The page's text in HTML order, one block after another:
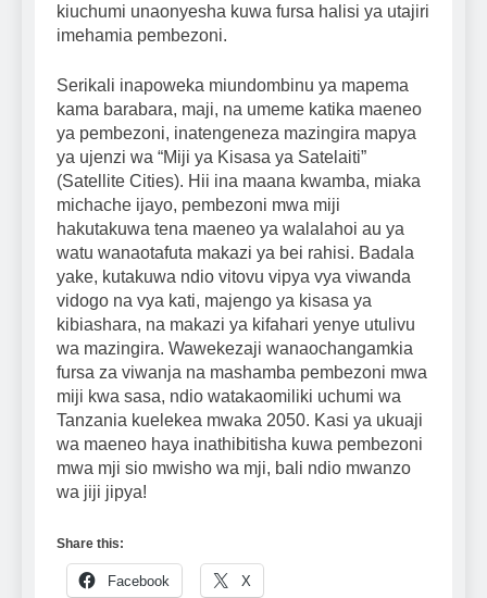
kiuchumi unaonyesha kuwa fursa halisi ya utajiri
imehamia pembezoni.
Serikali inapoweka miundombinu ya mapema
kama barabara, maji, na umeme katika maeneo
ya pembezoni, inatengeneza mazingira mapya
ya ujenzi wa “Miji ya Kisasa ya Satelaiti”
(Satellite Cities). Hii ina maana kwamba, miaka
michache ijayo, pembezoni mwa miji
hakutakuwa tena maeneo ya walalahoi au ya
watu wanaotafuta makazi ya bei rahisi. Badala
yake, kutakuwa ndio vitovu vipya vya viwanda
vidogo na vya kati, majengo ya kisasa ya
kibiashara, na makazi ya kifahari yenye utulivu
wa mazingira. Wawekezaji wanaochangamkia
fursa za viwanja na mashamba pembezoni mwa
miji kwa sasa, ndio watakaomiliki uchumi wa
Tanzania kuelekea mwaka 2050. Kasi ya ukuaji
wa maeneo haya inathibitisha kuwa pembezoni
mwa mji sio mwisho wa mji, bali ndio mwanzo
wa jiji jipya!
Share this:
Facebook X